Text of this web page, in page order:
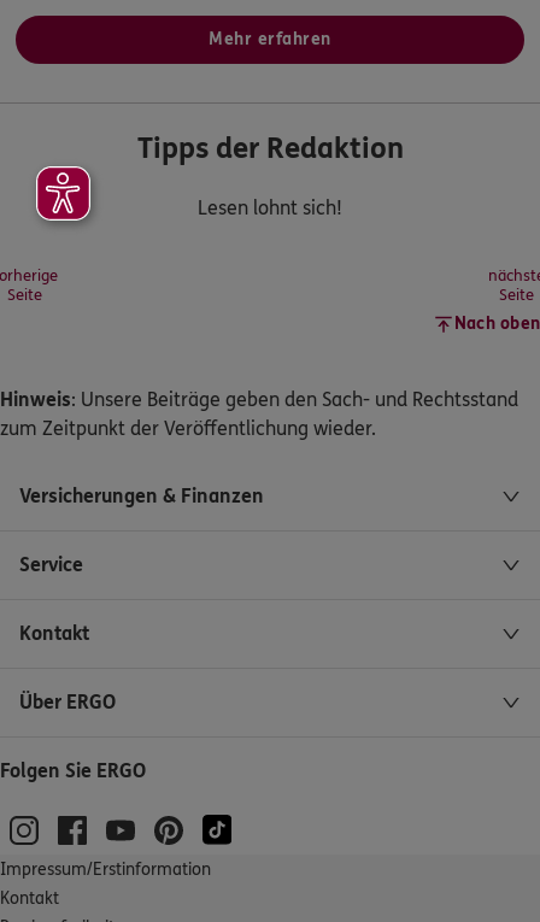
Mehr erfahren
Tipps der Redaktion
Lesen lohnt sich!
Seite
Seite
Nach oben
Hinweis: Unsere Beiträge geben den Sach- und Rechtsstand
zum Zeitpunkt der Veröffentlichung wieder.
Versicherungen & Finanzen
Service
Kontakt
Über ERGO
Folgen Sie ERGO
Impressum/Erstinformation
Kontakt